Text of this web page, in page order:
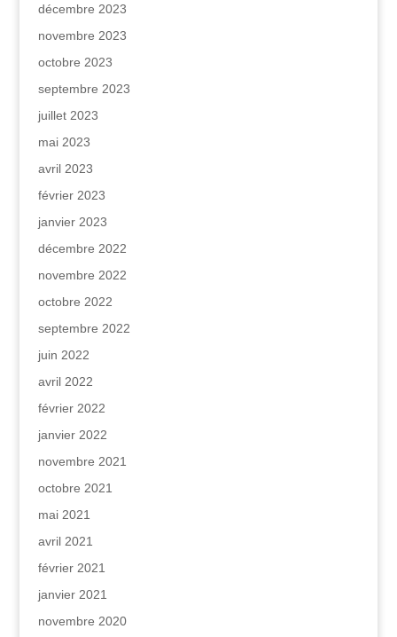
décembre 2023
novembre 2023
octobre 2023
septembre 2023
juillet 2023
mai 2023
avril 2023
février 2023
janvier 2023
décembre 2022
novembre 2022
octobre 2022
septembre 2022
juin 2022
avril 2022
février 2022
janvier 2022
novembre 2021
octobre 2021
mai 2021
avril 2021
février 2021
janvier 2021
novembre 2020